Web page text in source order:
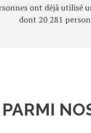
ont déjà utilisé
dont 57 797
PARMI